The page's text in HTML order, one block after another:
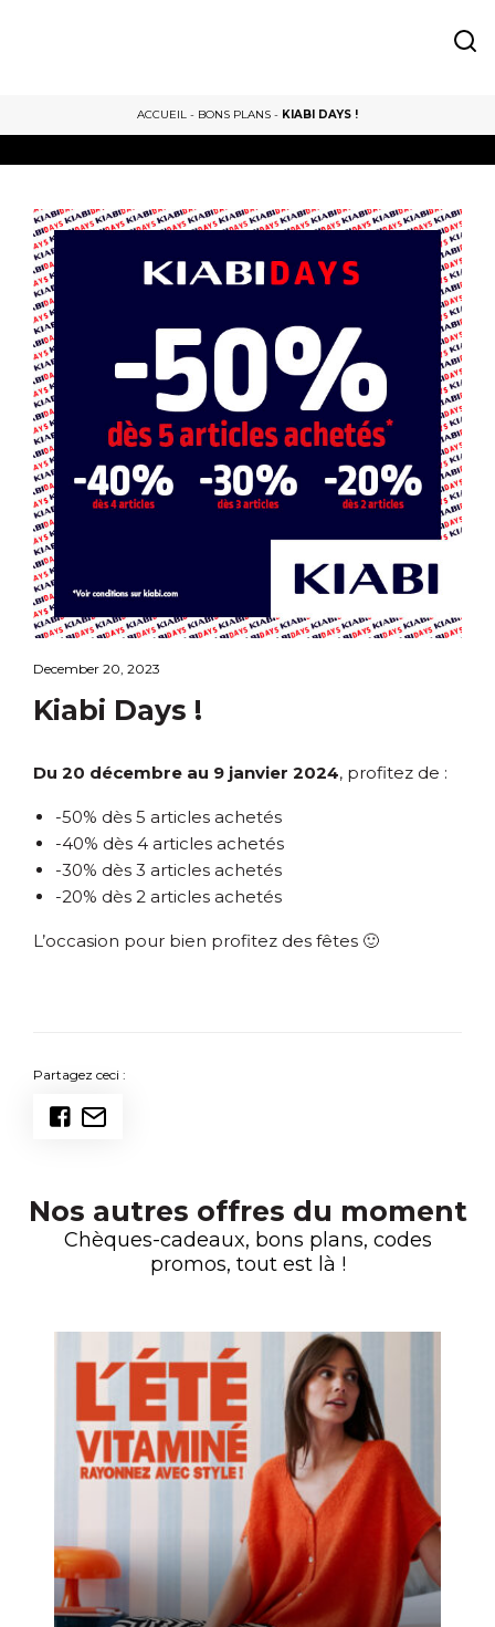
ACCUEIL - BONS PLANS - KIABI DAYS !
December 20, 2023
Kiabi Days !
Du 20 décembre au 9 janvier 2024, profitez de :
-50% dès 5 articles achetés
-40% dès 4 articles achetés
-30% dès 3 articles achetés
-20% dès 2 articles achetés
L’occasion pour bien profitez des fêtes 🙂
Partagez ceci :
Nos autres offres du moment
Chèques-cadeaux, bons plans, codes
promos, tout est là !